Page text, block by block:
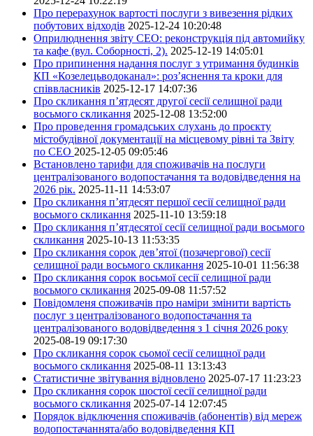
Про перерахунок вартості послуги з вивезення рідких
побутових відходів 2025-12-24 10:20:48
Оприлюднення звіту СЕО: реконструкція під автомийку
та кафе (вул. Соборності, 2). 2025-12-19 14:05:01
Про припинення надання послуг з утримання будинків
КП «Козелецьводоканал»: роз’яснення та кроки для
співвласників 2025-12-17 14:07:36
Про скликання п’ятдесят другої сесії селищної ради
восьмого скликання 2025-12-08 13:52:00
Про проведення громадських слухань до проєкту
містобудівної документації на місцевому рівні та Звіту
по СЕО 2025-12-05 09:05:46
Встановлено тарифи для споживачів на послуги
централізованого водопостачання та водовідведення на
2026 рік. 2025-11-11 14:53:07
Про скликання п’ятдесят першої сесії селищної ради
восьмого скликання 2025-11-10 13:59:18
Про скликання п’ятдесятої сесії селищної ради восьмого
скликання 2025-10-13 11:53:35
Про скликання сорок дев’ятої (позачергової) сесії
селищної ради восьмого скликання 2025-10-01 11:56:38
Про скликання сорок восьмої сесії селищної ради
восьмого скликання 2025-09-08 11:57:52
Повідомленя споживачів про наміри змінити вартість
послуг з централізованого водопостачання та
централізованого водовідведення з 1 січня 2026 року
2025-08-19 09:17:30
Про скликання сорок сьомої сесії селищної ради
восьмого скликання 2025-08-11 13:13:43
Статистичне звітування відновлено 2025-07-17 11:23:23
Про скликання сорок шостої сесії селищної ради
восьмого скликання 2025-07-14 12:07:45
Порядок відключення споживачів (абонентів) від мереж
водопостачаннята/або водовідведення КП